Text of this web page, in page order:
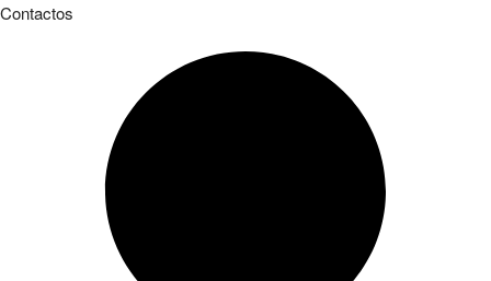
Contactos